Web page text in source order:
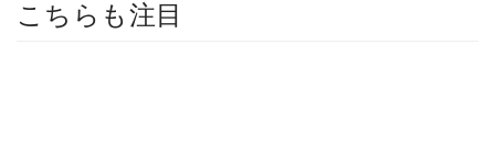
こちらも注目